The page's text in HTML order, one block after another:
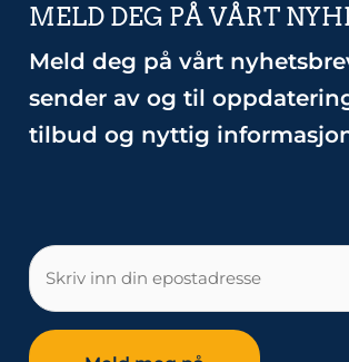
MELD DEG PÅ VÅRT
Meld deg på vårt
sender av og til
tilbud og nyttig
E-
post